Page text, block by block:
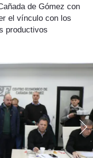
de Gómez con
el vínculo con los
productivos